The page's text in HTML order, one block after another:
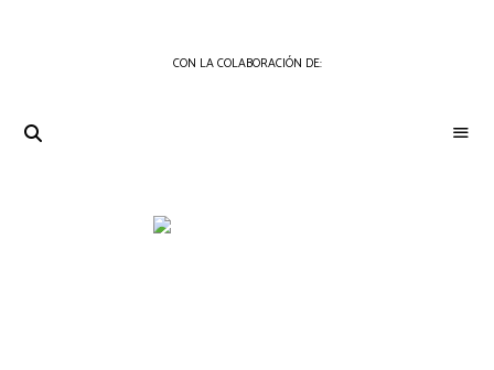
CON LA COLABORACIÓN DE:
Periódico